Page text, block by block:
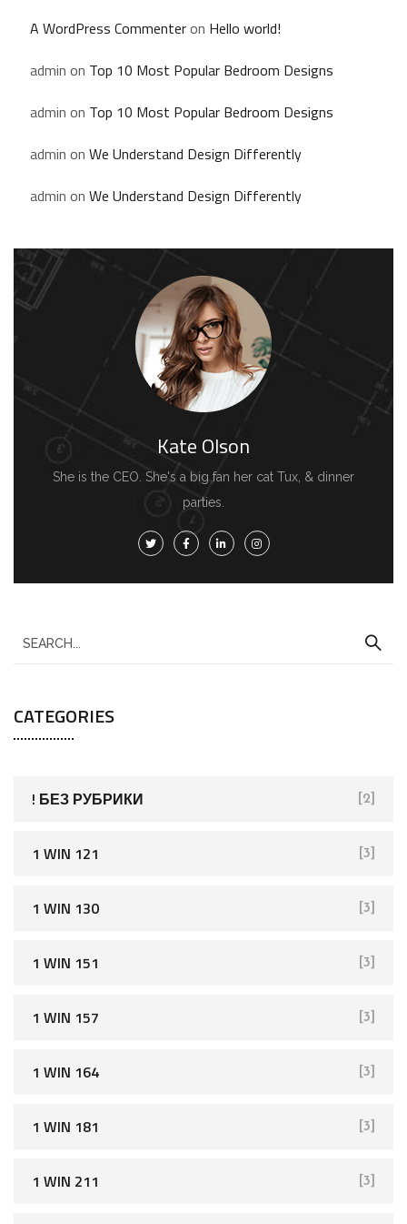
A WordPress Commenteron Hello world!
admin on Top 10 Most Popular Bedroom Designs
admin on Top 10 Most Popular Bedroom Designs
admin on We Understand Design Differently
admin on We Understand Design Differently
Kate Olson
She is the CEO. She's a big fan her cat Tux, & dinner
parties.
e
r
c
CATEGORIES
! БЕЗ РУБРИКИ [2]
1 WIN 121 [3]
1 WIN 130 [3]
1 WIN 151 [3]
1 WIN 157 [3]
1 WIN 164 [3]
1 WIN 181 [3]
1 WIN 211 [3]